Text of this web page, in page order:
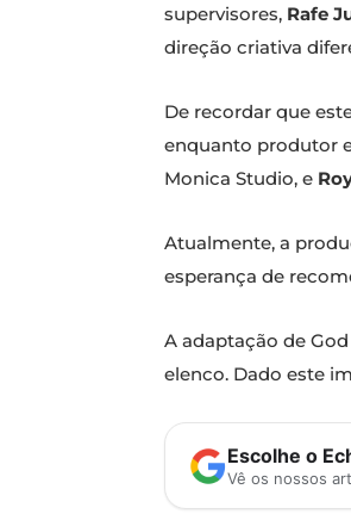
supervisores, Rafe
direção criativa
De recordar que
enquanto produtor
Monica Studio, e
Atualmente, a
esperança de
A adaptação de
elenco. Dado este
Escolhe o
Vê os nossos